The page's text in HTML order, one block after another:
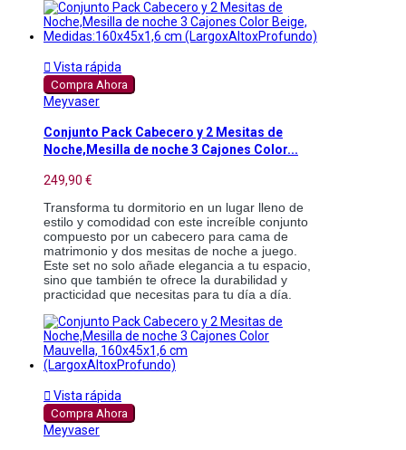
 Vista rápida
Compra Ahora
Meyvaser
Conjunto Pack Cabecero y 2 Mesitas de
Noche,Mesilla de noche 3 Cajones Color...
249,90 €
Transforma tu dormitorio en un lugar lleno de
estilo y comodidad con este increíble conjunto
compuesto por un cabecero para cama de
matrimonio y dos mesitas de noche a juego.
Este set no solo añade elegancia a tu espacio,
sino que también te ofrece la durabilidad y
practicidad que necesitas para tu día a día.
 Vista rápida
Compra Ahora
Meyvaser